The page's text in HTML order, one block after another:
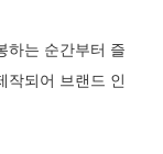
하는 순간부터 즐
작되어 브랜드 인